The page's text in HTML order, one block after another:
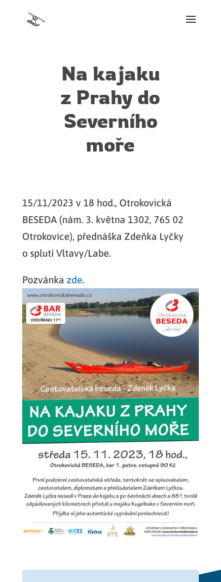
Na kajaku
z Prahy do
Severního
moře
15/11/2023 v 18 hod., Otrokovická
BESEDA (nám. 3. května 1302, 765 02
Otrokovice), přednáška Zdeňka Lyčky
o splutí Vltavy/Labe.
Pozvánka zde.